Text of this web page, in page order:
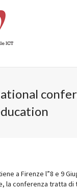
a Firenze l”8 e 9
la conferenza tratta di